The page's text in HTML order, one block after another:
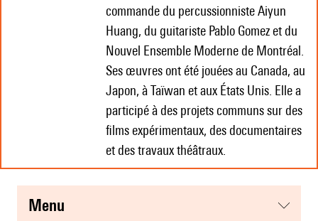
commande du percussionniste Aiyun
Huang, du guitariste Pablo Gomez et du
Nouvel Ensemble Moderne de Montréal.
Ses œuvres ont été jouées au Canada, au
Japon, à Taïwan et aux États Unis. Elle a
participé à des projets communs sur des
films expérimentaux, des documentaires
et des travaux théâtraux.
menu